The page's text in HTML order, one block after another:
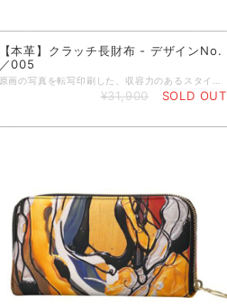
【本革】クラッチ長財布 - デザインNo.
／005
¥31,900 SOLD OUT